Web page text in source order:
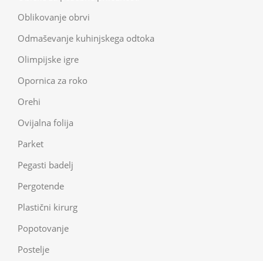
Oblikovanje obrvi
Odmaševanje kuhinjskega odtoka
Olimpijske igre
Opornica za roko
Orehi
Ovijalna folija
Parket
Pegasti badelj
Pergotende
Plastični kirurg
Popotovanje
Postelje